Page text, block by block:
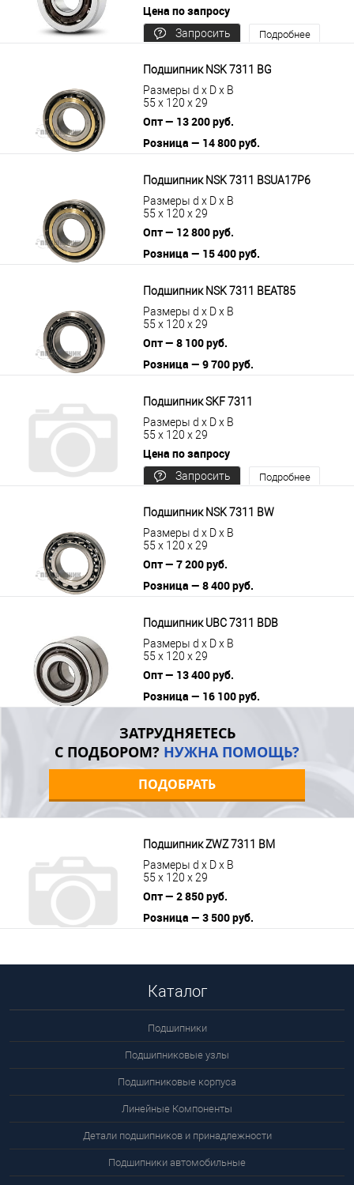
Цена по запросу
Запросить
Подробнее
Подшипник NSK 7311 BG
Размеры d x D x B
55 x 120 x 29
Опт — 13 200 руб.
Розница — 14 800 руб.
Подшипник NSK 7311 BSUA17P6
Размеры d x D x B
55 x 120 x 29
Опт — 12 800 руб.
Розница — 15 400 руб.
Подшипник NSK 7311 BEAT85
Размеры d x D x B
55 x 120 x 29
Опт — 8 100 руб.
Розница — 9 700 руб.
Подшипник SKF 7311
Размеры d x D x B
55 x 120 x 29
Цена по запросу
Запросить
Подробнее
Подшипник NSK 7311 BW
Размеры d x D x B
55 x 120 x 29
Опт — 7 200 руб.
Розница — 8 400 руб.
Подшипник UBC 7311 BDB
Размеры d x D x B
55 x 120 x 29
Опт — 13 400 руб.
Розница — 16 100 руб.
ЗАТРУДНЯЕТЕСЬ
С ПОДБОРОМ? НУЖНА ПОМОЩЬ?
ПОДОБРАТЬ
Подшипник ZWZ 7311 BM
Размеры d x D x B
55 x 120 x 29
Опт — 2 850 руб.
Розница — 3 500 руб.
Каталог
Подшипники
Подшипниковые узлы
Подшипниковые корпуса
Линейные Компоненты
Детали подшипников и принадлежности
Подшипники автомобильные